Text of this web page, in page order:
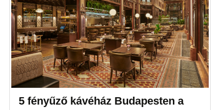
5 fényűző kávéház Budapesten a